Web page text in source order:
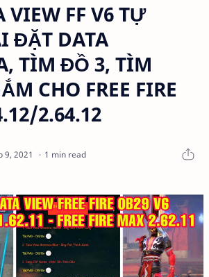
VIEW FF V6 TỰ
ĐẶT DATA
TÌM ĐỒ 3, TÌM
CHO FREE FIRE
2.64.12
1 min read